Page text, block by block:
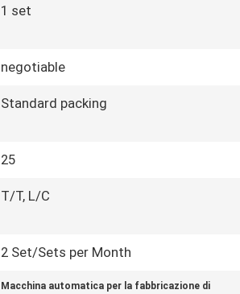
1 set
negotiable
Standard packing
25
T/T, L/C
2 Set/Sets per Month
Macchina automatica per la fabbricazione di